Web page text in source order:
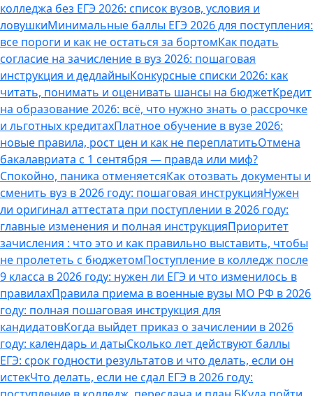
колледжа без ЕГЭ 2026: список вузов, условия и
ловушкиМинимальные баллы ЕГЭ 2026 для поступления:
все пороги и как не остаться за бортомКак подать
согласие на зачисление в вуз 2026: пошаговая
инструкция и дедлайныКонкурсные списки 2026: как
читать, понимать и оценивать шансы на бюджетКредит
на образование 2026: всё, что нужно знать о рассрочке
и льготных кредитахПлатное обучение в вузе 2026:
новые правила, рост цен и как не переплатитьОтмена
бакалавриата с 1 сентября — правда или миф?
Спокойно, паника отменяетсяКак отозвать документы и
сменить вуз в 2026 году: пошаговая инструкцияНужен
ли оригинал аттестата при поступлении в 2026 году:
главные изменения и полная инструкцияПриоритет
зачисления : что это и как правильно выставить, чтобы
не пролететь с бюджетомПоступление в колледж после
9 класса в 2026 году: нужен ли ЕГЭ и что изменилось в
правилахПравила приема в военные вузы МО РФ в 2026
году: полная пошаговая инструкция для
кандидатовКогда выйдет приказ о зачислении в 2026
году: календарь и датыСколько лет действуют баллы
ЕГЭ: срок годности результатов и что делать, если он
истекЧто делать, если не сдал ЕГЭ в 2026 году: